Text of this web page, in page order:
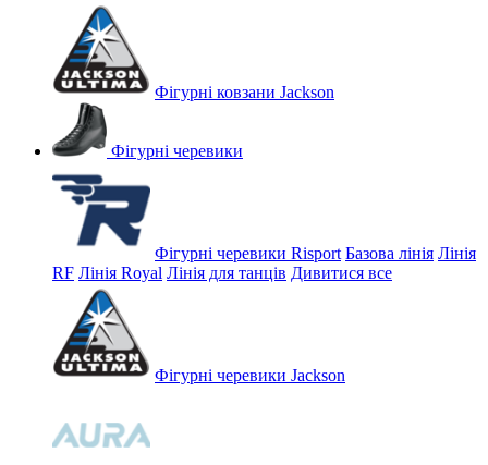
Фігурні ковзани Jackson
Фігурні черевики
Фігурні черевики Risport Базова лінія Лінія
RF Лінія Royal Лінія для танців Дивитися все
Фігурні черевики Jackson